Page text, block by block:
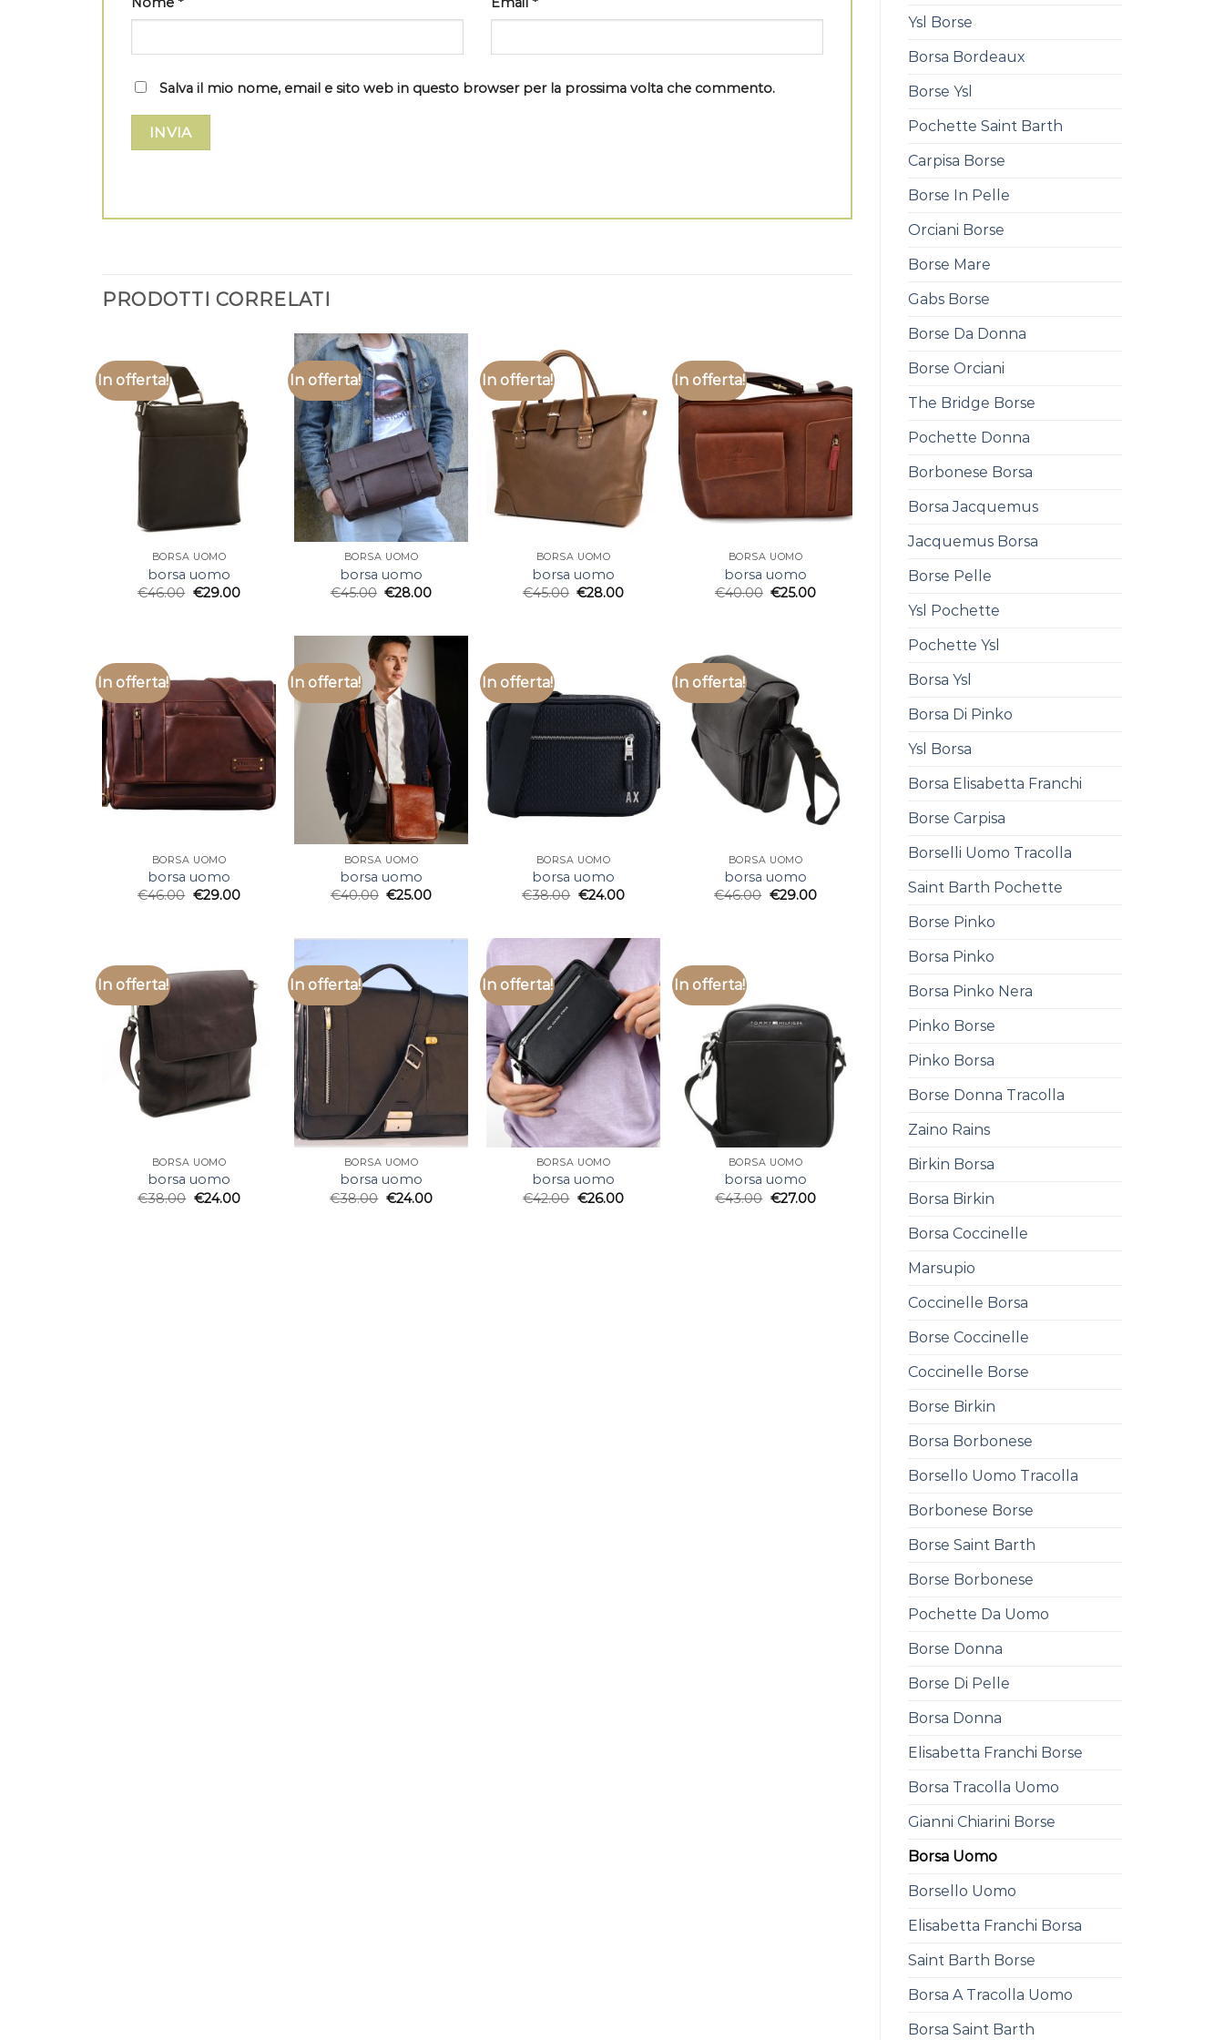
Ysl Borse
Borsa Bordeaux
Borse Ysl
Pochette Saint Barth
Carpisa Borse
Borse In Pelle
Orciani Borse
Borse Mare
Gabs Borse
Borse Da Donna
Borse Orciani
The Bridge Borse
Pochette Donna
Borbonese Borsa
Borsa Jacquemus
Jacquemus Borsa
Borse Pelle
Ysl Pochette
Pochette Ysl
Borsa Ysl
Borsa Di Pinko
Ysl Borsa
Borsa Elisabetta Franchi
Borse Carpisa
Borselli Uomo Tracolla
Saint Barth Pochette
Borse Pinko
Borsa Pinko
Borsa Pinko Nera
Pinko Borse
Pinko Borsa
Borse Donna Tracolla
Zaino Rains
Birkin Borsa
Borsa Birkin
Borsa Coccinelle
Marsupio
Coccinelle Borsa
Borse Coccinelle
Coccinelle Borse
Borse Birkin
Borsa Borbonese
Borsello Uomo Tracolla
Borbonese Borse
Borse Saint Barth
Borse Borbonese
Pochette Da Uomo
Borse Donna
Borse Di Pelle
Borsa Donna
Elisabetta Franchi Borse
Borsa Tracolla Uomo
Gianni Chiarini Borse
Borsa Uomo
Borsello Uomo
Elisabetta Franchi Borsa
Saint Barth Borse
Borsa A Tracolla Uomo
Borsa Saint Barth
Salva il mio nome, email e sito web in questo browser per la prossima volta che commento.
PRODOTTI CORRELATI
In offerta!
BORSA UOMO
borsa uomo
€46.00 €29.00
In offerta!
BORSA UOMO
borsa uomo
€45.00 €28.00
In offerta!
BORSA UOMO
borsa uomo
€45.00 €28.00
In offerta!
BORSA UOMO
borsa uomo
€40.00 €25.00
In offerta!
BORSA UOMO
borsa uomo
€46.00 €29.00
In offerta!
BORSA UOMO
borsa uomo
€40.00 €25.00
In offerta!
BORSA UOMO
borsa uomo
€38.00 €24.00
In offerta!
BORSA UOMO
borsa uomo
€46.00 €29.00
In offerta!
BORSA UOMO
borsa uomo
€38.00 €24.00
In offerta!
BORSA UOMO
borsa uomo
€38.00 €24.00
In offerta!
BORSA UOMO
borsa uomo
€42.00 €26.00
In offerta!
BORSA UOMO
borsa uomo
€43.00 €27.00